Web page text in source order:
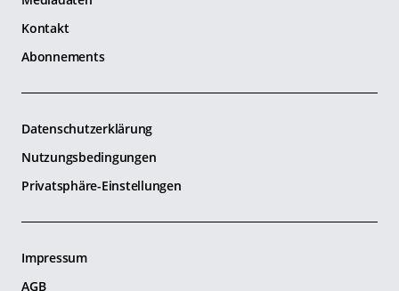
Kontakt
Abonnements
Datenschutzerklärung
Nutzungsbedingungen
Privatsphäre-Einstellungen
Impressum
AGB